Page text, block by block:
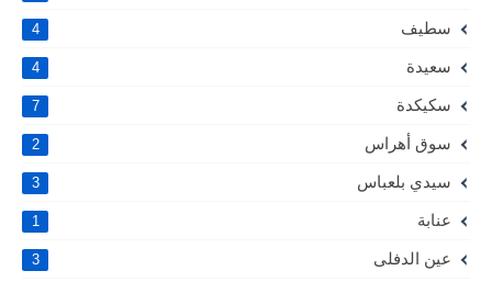
سطيف 4
سعيدة 4
سكيكدة 7
سوق أهراس 2
سيدي بلعباس 3
عنابة 1
عين الدفلى 3